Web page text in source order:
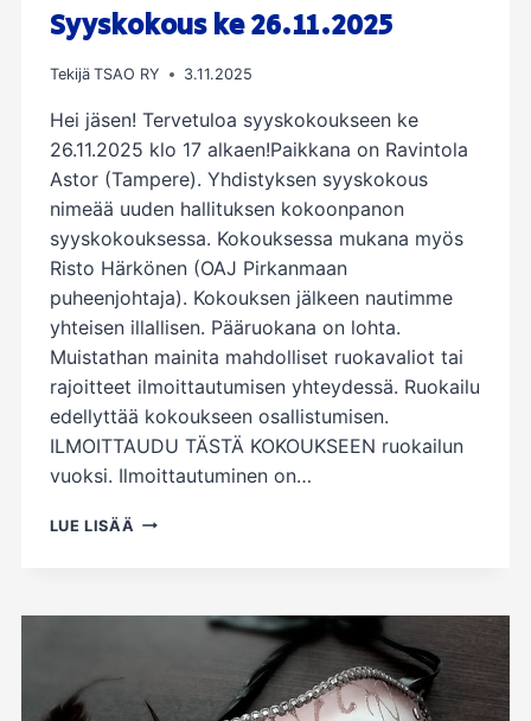
Syyskokous ke 26.11.2025
Tekijä TSAO RY 3.11.2025
Hei jäsen! Tervetuloa syyskokoukseen ke
26.11.2025 klo 17 alkaen!Paikkana on Ravintola
Astor (Tampere). Yhdistyksen syyskokous
nimeää uuden hallituksen kokoonpanon
syyskokouksessa. Kokouksessa mukana myös
Risto Härkönen (OAJ Pirkanmaan
puheenjohtaja). Kokouksen jälkeen nautimme
yhteisen illallisen. Pääruokana on lohta.
Muistathan mainita mahdolliset ruokavaliot tai
rajoitteet ilmoittautumisen yhteydessä. Ruokailu
edellyttää kokoukseen osallistumisen.
ILMOITTAUDU TÄSTÄ KOKOUKSEEN ruokailun
vuoksi. Ilmoittautuminen on…
LUE LISÄÄ SYYSKOKOUS